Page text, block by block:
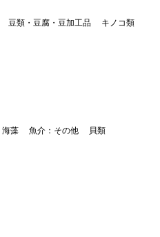
豆類・豆腐・豆加工品
キノコ類
海藻 魚介：その他 貝類